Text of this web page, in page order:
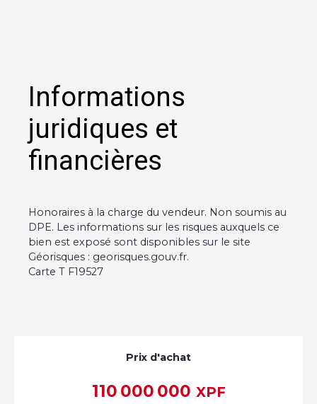
Informations
juridiques et
financières
Honoraires à la charge du vendeur. Non soumis au
DPE. Les informations sur les risques auxquels ce
bien est exposé sont disponibles sur le site
Géorisques : georisques.gouv.fr.
Carte T F19527
Prix d'achat
110 000 000 XPF